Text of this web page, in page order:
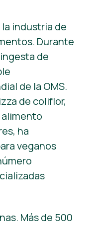
industria de
Durante
de
de la OMS.
de coliflor,
alimento
ha
veganos
Más de 500